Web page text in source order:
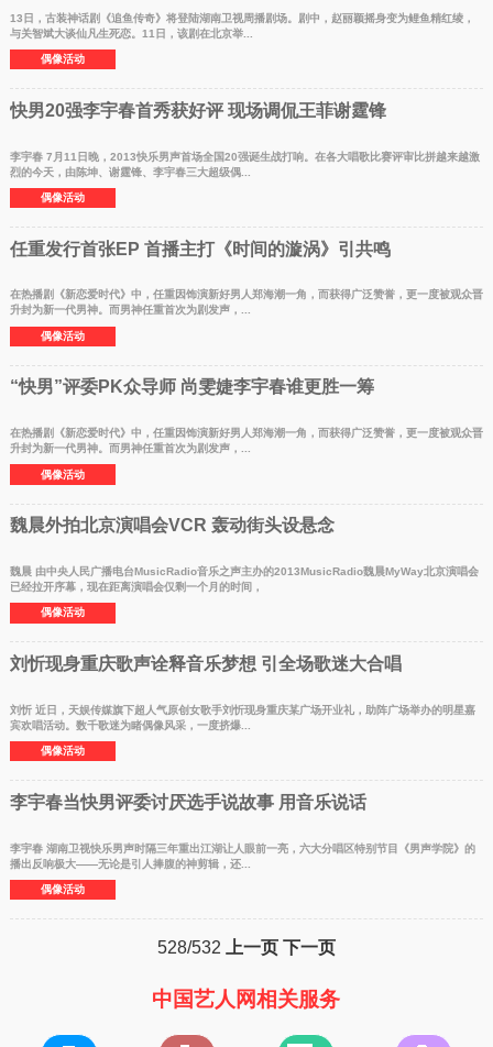
13日，古装神话剧《追鱼传奇》将登陆湖南卫视周播剧场。剧中，赵丽颖摇身变为鲤鱼精红绫，
与关智斌大谈仙凡生死恋。11日，该剧在北京举...
偶像活动
快男20强李宇春首秀获好评 现场调侃王菲谢霆锋
李宇春 7月11日晚，2013快乐男声首场全国20强诞生战打响。在各大唱歌比赛评审比拼越来越激
烈的今天，由陈坤、谢霆锋、李宇春三大超级偶...
偶像活动
任重发行首张EP 首播主打《时间的漩涡》引共鸣
在热播剧《新恋爱时代》中，任重因饰演新好男人郑海潮一角，而获得广泛赞誉，更一度被观众晋
升封为新一代男神。而男神任重首次为剧发声，...
偶像活动
“快男”评委PK众导师 尚雯婕李宇春谁更胜一筹
在热播剧《新恋爱时代》中，任重因饰演新好男人郑海潮一角，而获得广泛赞誉，更一度被观众晋
升封为新一代男神。而男神任重首次为剧发声，...
偶像活动
魏晨外拍北京演唱会VCR 轰动街头设悬念
魏晨 由中央人民广播电台MusicRadio音乐之声主办的2013MusicRadio魏晨MyWay北京演唱会
已经拉开序幕，现在距离演唱会仅剩一个月的时间，
偶像活动
刘忻现身重庆歌声诠释音乐梦想 引全场歌迷大合唱
刘忻 近日，天娱传媒旗下超人气原创女歌手刘忻现身重庆某广场开业礼，助阵广场举办的明星嘉
宾欢唱活动。数千歌迷为睹偶像风采，一度挤爆...
偶像活动
李宇春当快男评委讨厌选手说故事 用音乐说话
李宇春 湖南卫视快乐男声时隔三年重出江湖让人眼前一亮，六大分唱区特别节目《男声学院》的
播出反响极大——无论是引人捧腹的神剪辑，还...
偶像活动
528/532 上一页 下一页
中国艺人网相关服务